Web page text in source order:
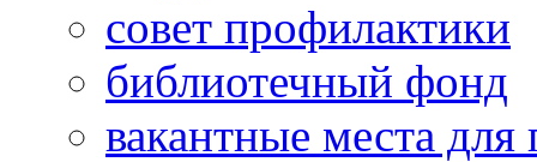
совет профилактики
библиотечный фонд
вакантные места